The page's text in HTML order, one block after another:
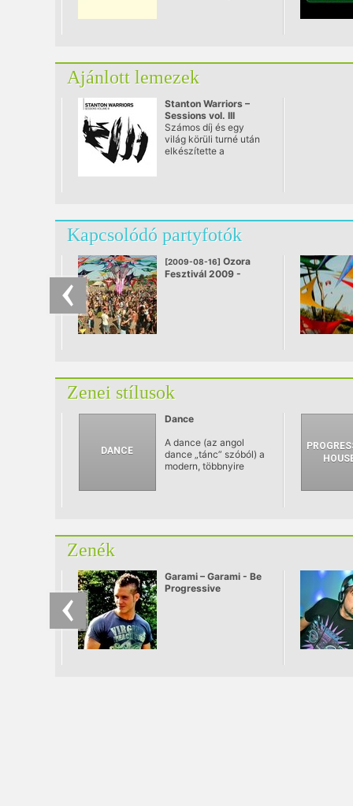
Ajánlott lemezek
Stanton Warriors –
Sessions vol. III
Számos díj és egy
világ körüli turné után
elkészítette a
Warriors. A félig DJ mix,
félig album hatását
keltő kiadványon az
elmúlt pár év összes
nagy Stanton Warriors
felvétele megtalálható
Kapcsolódó partyfotók
[2009-08-16] Ozora
Fesztivál 2009 -
Zenei stílusok
Dance
A dance (az angol
dance „tánc” szóból) a
modern, többnyire
műfajok gyűjtőneve.
Zenék
Garami – Garami - Be
Progressive